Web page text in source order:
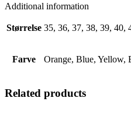
Additional information
Størrelse 35, 36, 37, 38, 39, 40,
Farve Orange, Blue, Yellow,
Related products